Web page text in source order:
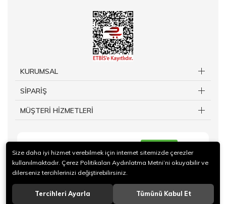
KURUMSAL
SİPARİŞ
MÜŞTERİ HİZMETLERİ
Size daha iyi hizmet verebilmek için internet sitemizde çerezler
kullanılmaktadır. Çerez Politikaları Aydınlatma Metni’ni okuyabilir ve
dilerseniz tercihlerinizi değiştirebilirsiniz.
Tercihleri Ayarla Tümünü Kabul Et